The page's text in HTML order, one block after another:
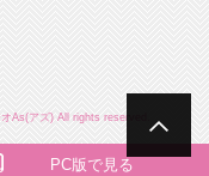
As(アズ) All rights reserved.
PC版で見る